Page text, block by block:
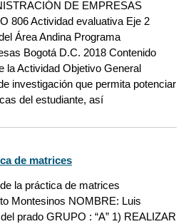
DE EMPRESAS
806 Actividad evaluativa Eje 2
Área Andina Programa
Bogotá D.C. 2018 Contenido
la Actividad Objetivo General
investigación que permita potenciar
del estudiante, así
de matrices
la práctica de matrices
Montesinos NOMBRE: Luis
prado GRUPO : “A” 1) REALIZAR